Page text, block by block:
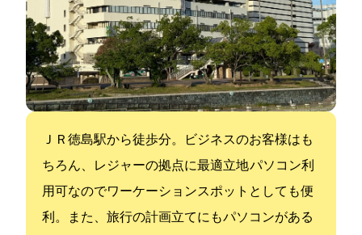
ＪＲ徳島駅から徒歩5分。ビジネスのお客様はも
ちろん、レジャーの拠点に最適立地 パソコン利
用可なのでワーケーションスポットとしても便
利。また、旅行の計画立てにもパソコンがある